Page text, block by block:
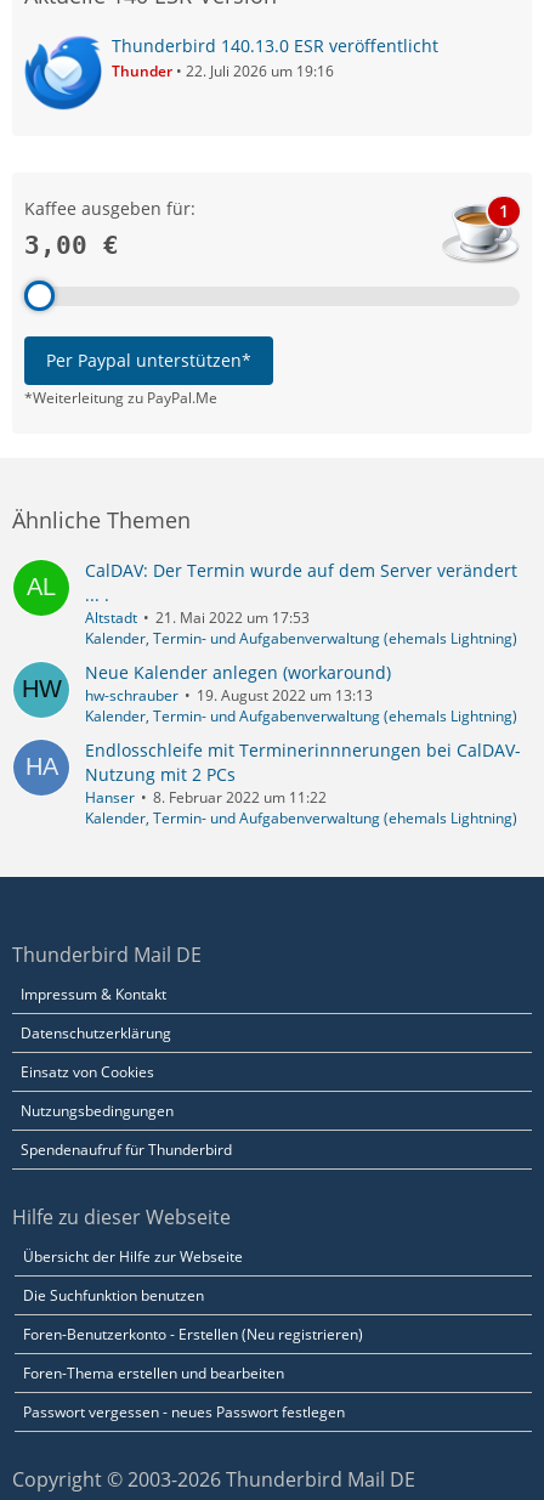
Thunderbird 140.13.0 ESR veröffentlicht
Thunder 22. Juli 2026 um 19:16
Kaffee ausgeben für:
3,00 €
1
Per Paypal unterstützen*
*Weiterleitung zu PayPal.Me
Ähnliche Themen
CalDAV: Der Termin wurde auf dem Server verändert
... .
Altstadt
21. Mai 2022 um 17:53
Kalender, Termin- und Aufgabenverwaltung (ehemals Lightning)
Neue Kalender anlegen (workaround)
hw-schrauber
19. August 2022 um 13:13
Kalender, Termin- und Aufgabenverwaltung (ehemals Lightning)
Endlosschleife mit Terminerinnnerungen bei CalDAV-
Nutzung mit 2 PCs
Hanser
8. Februar 2022 um 11:22
Kalender, Termin- und Aufgabenverwaltung (ehemals Lightning)
Thunderbird Mail DE
Impressum & Kontakt
Datenschutzerklärung
Einsatz von Cookies
Nutzungsbedingungen
Spendenaufruf für Thunderbird
Hilfe zu dieser Webseite
Übersicht der Hilfe zur Webseite
Die Suchfunktion benutzen
Foren-Benutzerkonto - Erstellen (Neu registrieren)
Foren-Thema erstellen und bearbeiten
Passwort vergessen - neues Passwort festlegen
Copyright © 2003-2026 Thunderbird Mail DE